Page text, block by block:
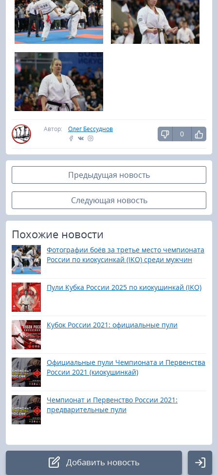
Автор: Олег Бессуднов
0
Предыдущая новость
Следующая новость
Похожие новости
Фотографии боёв за третье место чемпионата
России по киокусинкай (IKO) среди мужчин
Пули Кубка России 2025 по киокушинкай (IKO)
Кубок России 2021: официальные пули
Официальные пули Чемпионата и Первенства
России 2021 (киокушинкай)
Чемпионат и Первенство России 2021:
предварительные пули
Добавить новость